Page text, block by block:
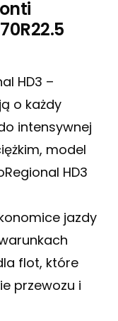
HD3 –
o każdy
intensywnej
model
HD3
jazdy
flot, które
przewozu i